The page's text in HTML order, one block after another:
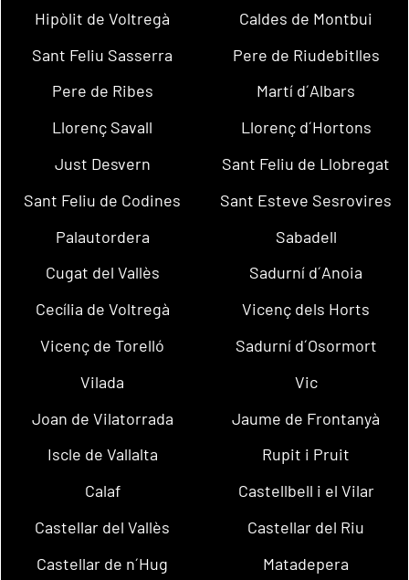
Hipòlit de Voltregà
Caldes de Montbui
Sant Feliu Sasserra
Pere de Riudebitlles
Pere de Ribes
Martí d´Albars
Llorenç Savall
Llorenç d´Hortons
Just Desvern
Sant Feliu de Llobregat
Sant Feliu de Codines
Sant Esteve Sesrovires
Palautordera
Sabadell
Cugat del Vallès
Sadurní d´Anoia
Cecília de Voltregà
Vicenç dels Horts
Vicenç de Torelló
Sadurní d´Osormort
Vilada
Vic
Joan de Vilatorrada
Jaume de Frontanyà
Iscle de Vallalta
Rupit i Pruit
Calaf
Castellbell i el Vilar
Castellar del Vallès
Castellar del Riu
Castellar de n´Hug
Matadepera